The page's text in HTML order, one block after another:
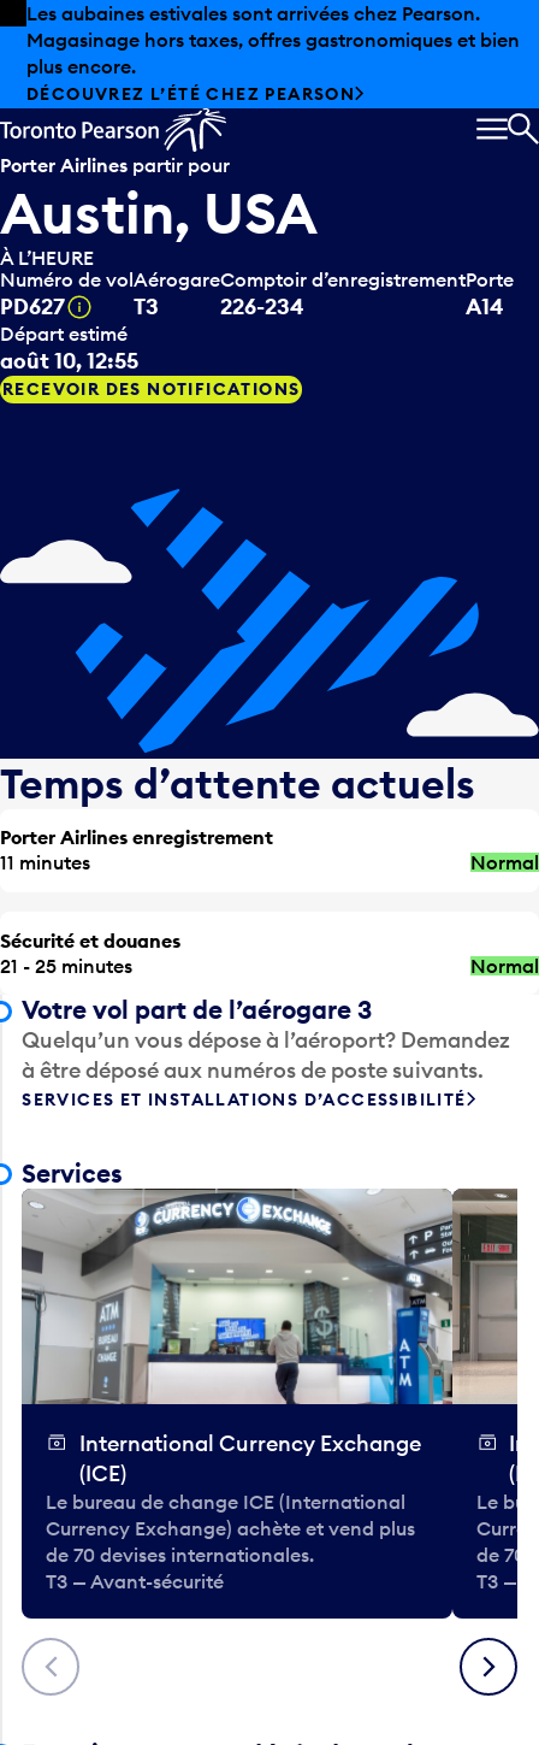
Skip to offers
Passer au contenu principal
Les aubaines estivales sont arrivées chez Pearson.
Magasinage hors taxes, offres gastronomiques et bien
plus encore.
DÉCOUVREZ L’ÉTÉ CHEZ PEARSON
Porter Airlines partir pour
Austin, USA
À L’HEURE
Numéro de vol
PD627 Infobulle
Aérogare
T3
Comptoir d’enregistrement
226-234
Porte
A14
Départ estimé
août 10, 12:55
RECEVOIR DES NOTIFICATIONS
Temps d’attente actuels
Porter Airlines enregistrement
11 minutes
Normal
Sécurité et douanes
21 - 25 minutes
Normal
Votre vol part de l’aérogare 3
Quelqu’un vous dépose à l’aéroport? Demandez
à être déposé aux numéros de poste suivants.
SERVICES ET INSTALLATIONS D’ACCESSIBILITÉ
Services
Précédent
International Currency Exchange
(ICE)
Le bureau de change ICE (International
Currency Exchange) achète et vend plus
de 70 devises internationales.
T3 — Avant-sécurité
Le
de 70
T3 —
Suivant